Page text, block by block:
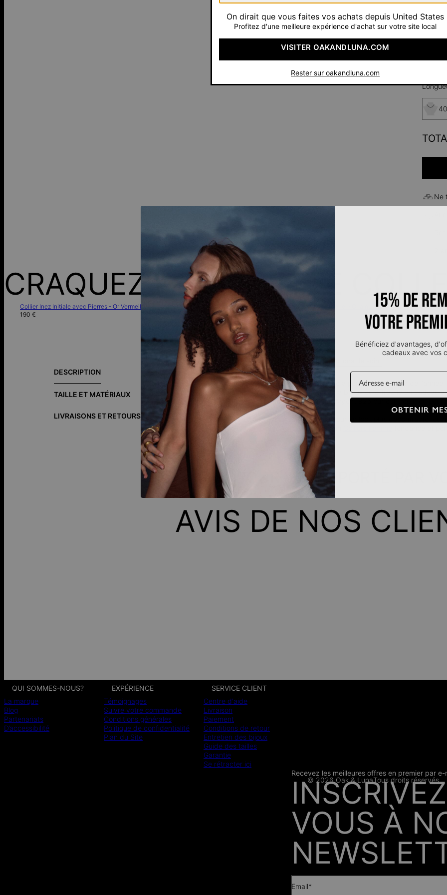
Ne
CRAQUEZ POUR CETTE
Collier Inez Initiale avec Pierres - Or Vermeil
190 €
Collier Prénom Chaîne Singapour - Plaqué Or
DESCRIPTION
TAILLE ET MATÉRIAUX
LIVRAISONS ET RETOURS
Guide des tailles Notice de précautions
Le Collier Trombone - Argent 925 est un Classique à porter tout au long de
colliers. Ajoutez-le aux "essentiels" de votre boîte à bijoux ou offrez-le en cadeau
L'Argent 925
est intemporel et durable. Comme l'Argent 925 pur est trop mou
7,5% de cuivre.
Comment le porter:Portez-le seul si vous optez pour un look plus décontracté, ou
look plus sophistiqué.Complétez votre look avec un
tendance et
FAIT POUR VOUS, PORTÉ PAR
AVIS DE NOS
PRESSE
Recevez les meilleures offres en premier par e-
VOUS À
Email*
QUI SOMMES-NOUS?
La marque
Blog
Partenariats
D’accessibilité
EXPÉRIENCE
Témoignages
Suivre votre commande
Conditions générales
Politique de confidentialité
Plan du Site
SERVICE CLIENT
Centre d'aide
Livraison
Paiement
Conditions de retour
Entretien des bijoux
Guide des tailles
Garantie
Se rétracter ici
CB SSL
© 2026 Oak & LunaTous droits réservés
On dirait que vous faites vos achats depuis United States
Profitez d'une meilleure expérience d'achat sur votre site local
VISITER OAKANDLUNA.COM
Rester sur oakandluna.com
15% de
votre
Bénéficiez d'avantages,
cadeaux avec vos
Email
OBTENIR